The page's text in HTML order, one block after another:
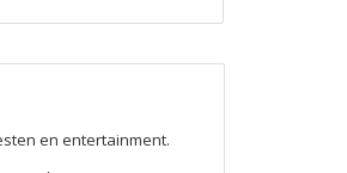
en entertainment.